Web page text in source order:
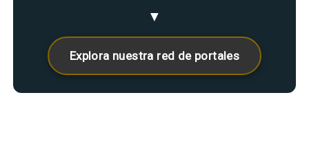
▼
Explora nuestra red de portales